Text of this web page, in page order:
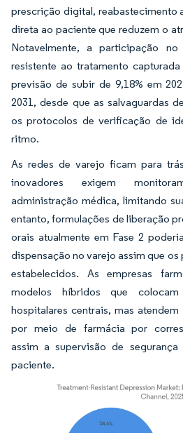
prescrição digital, reabastecimento
direta ao paciente que reduzem o
Notavelmente, a participação
resistente ao tratamento
previsão de subir de 9,18% em
2031, desde que as salvaguardas
os protocolos de verificação de
ritmo.
As redes de varejo ficam para
inovadores exigem
administração médica, limitando
entanto, formulações de liberação
orais atualmente em Fase 2
dispensação no varejo assim que
estabelecidos. As empresas
modelos híbridos que
hospitalares centrais, mas
por meio de farmácia por
assim a supervisão de
paciente.